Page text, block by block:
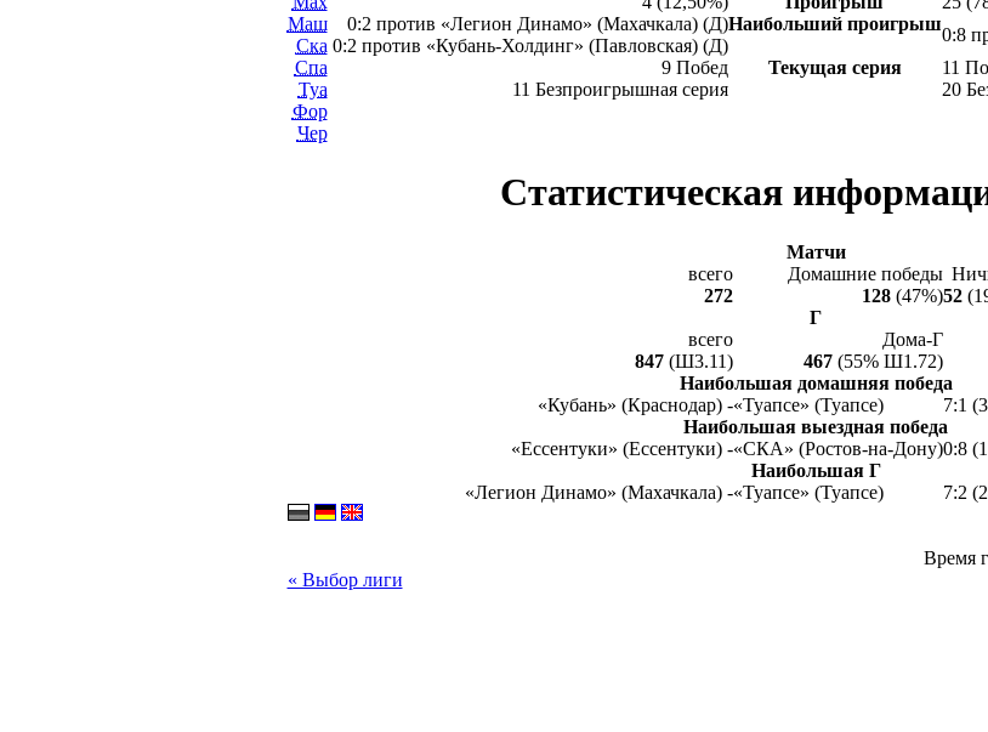
Маш
Ска
Спа
Туа
Фор
Чер
0:2 против «Легион Динамо» (Махачкала) (Д)
0:2 против «Кубань-Холдинг» (Павловская) (Д)
Наибольший проигрыш
0:8
9 Побед
11 Безпроигрышная серия
Текущая серия
11
20
Статистическая
Матчи
всего
Домашние победы
272
128 (47%)52
Г
всего
Дома-Г
847 (Ш3.11) 467 (55% Ш1.72)
Наибольшая домашняя победа
«Кубань» (Краснодар) -«Туапсе» (Туапсе)
7:1
Наибольшая выездная победа
«Ессентуки» (Ессентуки) -«СКА» (Ростов-на-Дону)0:8
Наибольшая Г
«Легион Динамо» (Махачкала) -«Туапсе» (Туапсе) 7:2
« Выбор лиги
Время